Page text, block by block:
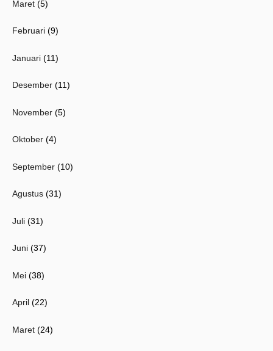
Maret (5)
Februari (9)
Januari (11)
Desember (11)
November (5)
Oktober (4)
September (10)
Agustus (31)
Juli (31)
Juni (37)
Mei (38)
April (22)
Maret (24)